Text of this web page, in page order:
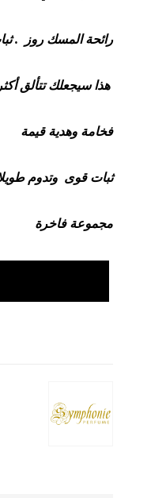
رائحة المسك روز .
هذا سيجعلك تتألق أكثر إشراقًا وإشراقا
فخامة وهدية قيمة
ثبات قوى وتدوم
مجموعة فاخرة